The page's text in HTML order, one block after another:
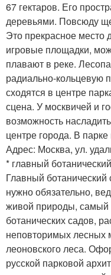
67 гектаров. Его
деревьями. Повсюду
Это прекрасное место
игровые площадки,
плавают в реке.
радиально-кольцевую
сходятся в центре
сцена. У москвичей и
возможность
центре города. В
Адрес: Москва, ул.
* главный
Главный
нужно обязательно,
живой природы, самый
ботанических садов,
неповторимых лесных
леоновского леса.
русской парковой